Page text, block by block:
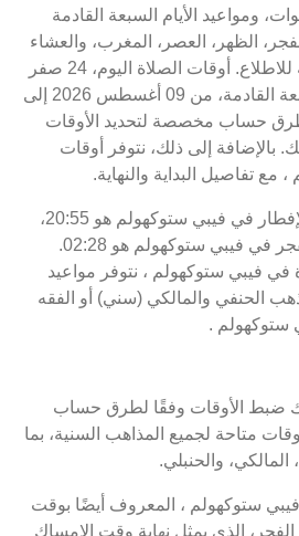
ومواعيد الأيام السبعة القادمة
الظهر، العصر، المغرب، والعشاء
في فيبي ستوكهولم متاحة للاطلاع. أوقات الصلاة اليوم، 24 صفر
1448 ، وبرنامج الأيام السبعة القادمة، من 09 أغسطس 2026 إلى
2026 ، مع طرق حساب مخصصة لتحديد الأوقات
بالإضافة إلى ذلك، نتوفر أوقات
مع تفاصيل البداية والنهاية.
موعد غروب الشمس أو الإفطار في فيبي ستوكهولم هو 20:55،
ووقت انتهاء السحور أو الفجر في فيبي ستوكهولم هو 02:28.
في فيبي ستوكهولم ، نتوفر مواعيد
الحنفي والمالكي (سني) أو الفقه
ستوكهولم .
ضبط الأوقات وفقًا لطرق حساب
متاحة لجميع المذاهب السنية، بما
والحنبلي.
ستوكهولم ، المعروف أيضًا بوقت
20:55، ووقت الفجر، الذي يمثل نهاية وقت الإمساك